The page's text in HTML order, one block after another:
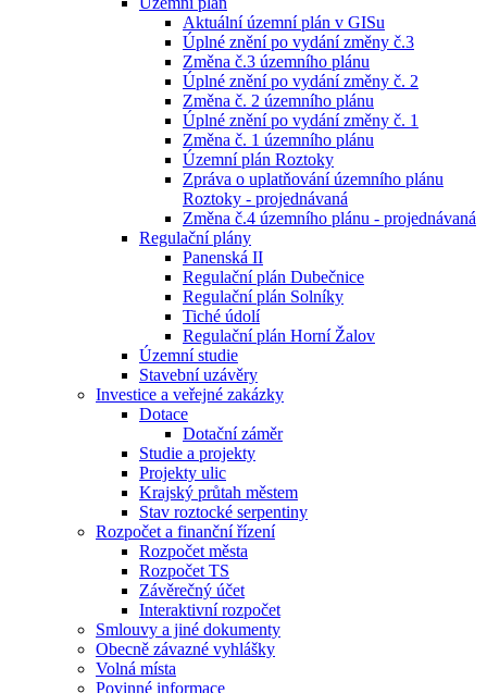
Aktuální územní plán v GISu
Úplné znění po vydání změny č.3
Změna č.3 územního plánu
Úplné znění po vydání změny č. 2
Změna č. 2 územního plánu
Úplné znění po vydání změny č. 1
Změna č. 1 územního plánu
Územní plán Roztoky
Zpráva o uplatňování územního plánu
Roztoky - projednávaná
Změna č.4 územního plánu - projednávaná
Regulační plány
Panenská II
Regulační plán Dubečnice
Regulační plán Solníky
Tiché údolí
Regulační plán Horní Žalov
Územní studie
Stavební uzávěry
Investice a veřejné zakázky
Dotace
Dotační záměr
Studie a projekty
Projekty ulic
Krajský průtah městem
Stav roztocké serpentiny
Rozpočet a finanční řízení
Rozpočet města
Rozpočet TS
Závěrečný účet
Interaktivní rozpočet
Smlouvy a jiné dokumenty
Obecně závazné vyhlášky
Volná místa
Povinné informace